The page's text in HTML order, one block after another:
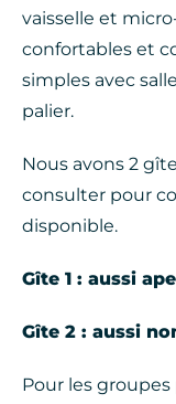
vaisselle et
confortables et
simples avec
palier.
Nous avons 2
consulter pour
disponible.
Gîte 1 : aussi
Gîte 2 : aussi
Pour les